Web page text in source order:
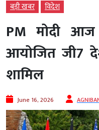
बड़ी खबर विदेश
PM मोदी
आयोजित जी7
शामिल
June 16, 2026